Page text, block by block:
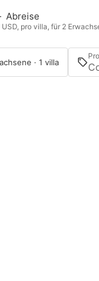
Abreise
pro villa, für 2
· 1 villa